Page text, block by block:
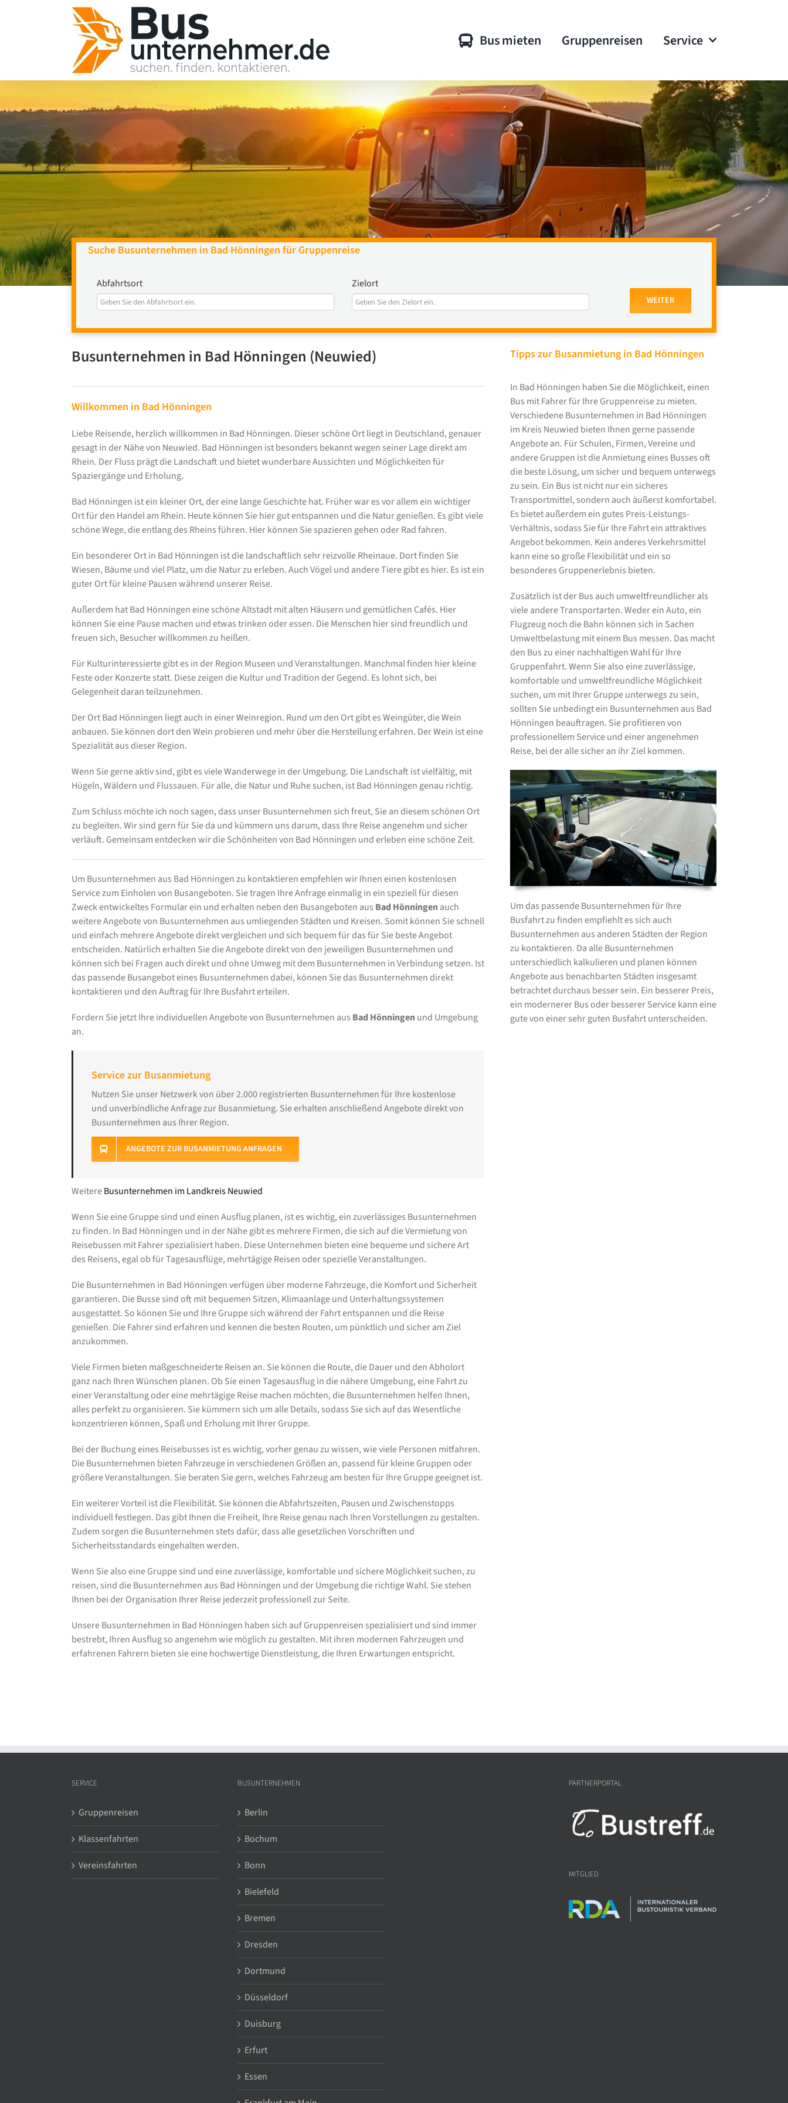
Bus mieten Gruppenreisen Service
Suche Busunternehmen in Bad Hönningen für Gruppenreise
Abfahrtsort Zielort
WEITER
Busunternehmen in Bad Hönningen (Neuwied)
Willkommen in Bad Hönningen
Liebe Reisende, herzlich willkommen in Bad Hönningen. Dieser schöne Ort liegt in Deutschland, genauer
gesagt in der Nähe von Neuwied. Bad Hönningen ist besonders bekannt wegen seiner Lage direkt am
Rhein. Der Fluss prägt die Landschaft und bietet wunderbare Aussichten und Möglichkeiten für
Spaziergänge und Erholung.
Bad Hönningen ist ein kleiner Ort, der eine lange Geschichte hat. Früher war es vor allem ein wichtiger
Ort für den Handel am Rhein. Heute können Sie hier gut entspannen und die Natur genießen. Es gibt viele
schöne Wege, die entlang des Rheins führen. Hier können Sie spazieren gehen oder Rad fahren.
Ein besonderer Ort in Bad Hönningen ist die landschaftlich sehr reizvolle Rheinaue. Dort finden Sie
Wiesen, Bäume und viel Platz, um die Natur zu erleben. Auch Vögel und andere Tiere gibt es hier. Es ist ein
guter Ort für kleine Pausen während unserer Reise.
Außerdem hat Bad Hönningen eine schöne Altstadt mit alten Häusern und gemütlichen Cafés. Hier
können Sie eine Pause machen und etwas trinken oder essen. Die Menschen hier sind freundlich und
freuen sich, Besucher willkommen zu heißen.
Für Kulturinteressierte gibt es in der Region Museen und Veranstaltungen. Manchmal finden hier kleine
Feste oder Konzerte statt. Diese zeigen die Kultur und Tradition der Gegend. Es lohnt sich, bei
Gelegenheit daran teilzunehmen.
Der Ort Bad Hönningen liegt auch in einer Weinregion. Rund um den Ort gibt es Weingüter, die Wein
anbauen. Sie können dort den Wein probieren und mehr über die Herstellung erfahren. Der Wein ist eine
Spezialität aus dieser Region.
Wenn Sie gerne aktiv sind, gibt es viele Wanderwege in der Umgebung. Die Landschaft ist vielfältig, mit
Hügeln, Wäldern und Flussauen. Für alle, die Natur und Ruhe suchen, ist Bad Hönningen genau richtig.
Zum Schluss möchte ich noch sagen, dass unser Busunternehmen sich freut, Sie an diesem schönen Ort
zu begleiten. Wir sind gern für Sie da und kümmern uns darum, dass Ihre Reise angenehm und sicher
verläuft. Gemeinsam entdecken wir die Schönheiten von Bad Hönningen und erleben eine schöne Zeit.
Um Busunternehmen aus Bad Hönningen zu kontaktieren empfehlen wir Ihnen einen kostenlosen
Service zum Einholen von Busangeboten. Sie tragen Ihre Anfrage einmalig in ein speziell für diesen
Zweck entwickeltes Formular ein und erhalten neben den Busangeboten aus Bad Hönningenauch
weitere Angebote von Busunternehmen aus umliegenden Städten und Kreisen. Somit können Sie schnell
und einfach mehrere Angebote direkt vergleichen und sich bequem für das für Sie beste Angebot
entscheiden. Natürlich erhalten Sie die Angebote direkt von den jeweiligen Busunternehmen und
können sich bei Fragen auch direkt und ohne Umweg mit dem Busunternehmen in Verbindung setzen. Ist
das passende Busangebot eines Busunternehmen dabei, können Sie das Busunternehmen direkt
kontaktieren und den Auftrag für Ihre Busfahrt erteilen.
Fordern Sie jetzt Ihre individuellen Angebote von Busunternehmen aus Bad Hönningenund Umgebung
an.
Service zur Busanmietung
Nutzen Sie unser Netzwerk von über 2.000 registrierten Busunternehmen für Ihre kostenlose
und unverbindliche Anfrage zur Busanmietung. Sie erhalten anschließend Angebote direkt von
Busunternehmen aus Ihrer Region.
ANGEBOTE ZUR BUSANMIETUNG ANFRAGEN
WeitereBusunternehmen im Landkreis Neuwied
Wenn Sie eine Gruppe sind und einen Ausflug planen, ist es wichtig, ein zuverlässiges Busunternehmen
zu finden. In Bad Hönningen und in der Nähe gibt es mehrere Firmen, die sich auf die Vermietung von
Reisebussen mit Fahrer spezialisiert haben. Diese Unternehmen bieten eine bequeme und sichere Art
des Reisens, egal ob für Tagesausflüge, mehrtägige Reisen oder spezielle Veranstaltungen.
Die Busunternehmen in Bad Hönningen verfügen über moderne Fahrzeuge, die Komfort und Sicherheit
garantieren. Die Busse sind oft mit bequemen Sitzen, Klimaanlage und Unterhaltungssystemen
ausgestattet. So können Sie und Ihre Gruppe sich während der Fahrt entspannen und die Reise
genießen. Die Fahrer sind erfahren und kennen die besten Routen, um pünktlich und sicher am Ziel
anzukommen.
Viele Firmen bieten maßgeschneiderte Reisen an. Sie können die Route, die Dauer und den Abholort
ganz nach Ihren Wünschen planen. Ob Sie einen Tagesausflug in die nähere Umgebung, eine Fahrt zu
einer Veranstaltung oder eine mehrtägige Reise machen möchten, die Busunternehmen helfen Ihnen,
alles perfekt zu organisieren. Sie kümmern sich um alle Details, sodass Sie sich auf das Wesentliche
konzentrieren können, Spaß und Erholung mit Ihrer Gruppe.
Bei der Buchung eines Reisebusses ist es wichtig, vorher genau zu wissen, wie viele Personen mitfahren.
Die Busunternehmen bieten Fahrzeuge in verschiedenen Größen an, passend für kleine Gruppen oder
größere Veranstaltungen. Sie beraten Sie gern, welches Fahrzeug am besten für Ihre Gruppe geeignet ist.
Ein weiterer Vorteil ist die Flexibilität. Sie können die Abfahrtszeiten, Pausen und Zwischenstopps
individuell festlegen. Das gibt Ihnen die Freiheit, Ihre Reise genau nach Ihren Vorstellungen zu gestalten.
Zudem sorgen die Busunternehmen stets dafür, dass alle gesetzlichen Vorschriften und
Sicherheitsstandards eingehalten werden.
Wenn Sie also eine Gruppe sind und eine zuverlässige, komfortable und sichere Möglichkeit suchen, zu
reisen, sind die Busunternehmen aus Bad Hönningen und der Umgebung die richtige Wahl. Sie stehen
Ihnen bei der Organisation Ihrer Reise jederzeit professionell zur Seite.
Unsere Busunternehmen in Bad Hönningen haben sich auf Gruppenreisen spezialisiert und sind immer
bestrebt, Ihren Ausflug so angenehm wie möglich zu gestalten. Mit ihren modernen Fahrzeugen und
erfahrenen Fahrern bieten sie eine hochwertige Dienstleistung, die Ihren Erwartungen entspricht.
Tipps zur Busanmietung in Bad Hönningen
In Bad Hönningen haben Sie die Möglichkeit, einen
Bus mit Fahrer für Ihre Gruppenreise zu mieten.
Verschiedene Busunternehmen in Bad Hönningen
im Kreis Neuwied bieten Ihnen gerne passende
Angebote an. Für Schulen, Firmen, Vereine und
andere Gruppen ist die Anmietung eines Busses oft
die beste Lösung, um sicher und bequem unterwegs
zu sein. Ein Bus ist nicht nur ein sicheres
Transportmittel, sondern auch äußerst komfortabel.
Es bietet außerdem ein gutes Preis-Leistungs-
Verhältnis, sodass Sie für Ihre Fahrt ein attraktives
Angebot bekommen. Kein anderes Verkehrsmittel
kann eine so große Flexibilität und ein so
besonderes Gruppenerlebnis bieten.
Zusätzlich ist der Bus auch umweltfreundlicher als
viele andere Transportarten. Weder ein Auto, ein
Flugzeug noch die Bahn können sich in Sachen
Umweltbelastung mit einem Bus messen. Das macht
den Bus zu einer nachhaltigen Wahl für Ihre
Gruppenfahrt. Wenn Sie also eine zuverlässige,
komfortable und umweltfreundliche Möglichkeit
suchen, um mit Ihrer Gruppe unterwegs zu sein,
sollten Sie unbedingt ein Busunternehmen aus Bad
Hönningen beauftragen. Sie profitieren von
professionellem Service und einer angenehmen
Reise, bei der alle sicher an ihr Ziel kommen.
Um das passende Busunternehmen für Ihre
Busfahrt zu finden empfiehlt es sich auch
Busunternehmen aus anderen Städten der Region
zu kontaktieren. Da alle Busunternehmen
unterschiedlich kalkulieren und planen können
Angebote aus benachbarten Städten insgesamt
betrachtet durchaus besser sein. Ein besserer Preis,
ein modernerer Bus oder besserer Service kann eine
gute von einer sehr guten Busfahrt unterscheiden.
SERVICE
Gruppenreisen
Klassenfahrten
Vereinsfahrten
BUSUNTERNEHMEN
Berlin
Bochum
Bonn
Bielefeld
Bremen
Dresden
Dortmund
Düsseldorf
Duisburg
Erfurt
Essen
PARTNERPORTAL
MITGLIED